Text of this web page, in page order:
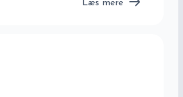
Læs mere